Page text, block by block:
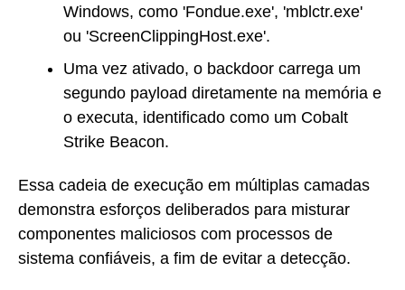
Windows, como 'Fondue.exe', 'mblctr.exe'
ou 'ScreenClippingHost.exe'.
Uma vez ativado, o backdoor carrega um
segundo payload diretamente na memória e
o executa, identificado como um Cobalt
Strike Beacon.
Essa cadeia de execução em múltiplas camadas
demonstra esforços deliberados para misturar
componentes maliciosos com processos de
sistema confiáveis, a fim de evitar a detecção.